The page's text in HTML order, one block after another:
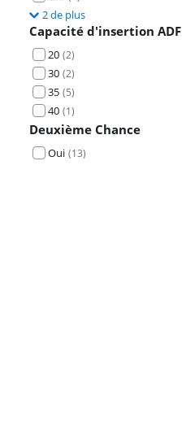
2 de plus
Capacité d'insertion ADF
20 (2)
30 (2)
35 (5)
40 (1)
Deuxième Chance
Oui (13)